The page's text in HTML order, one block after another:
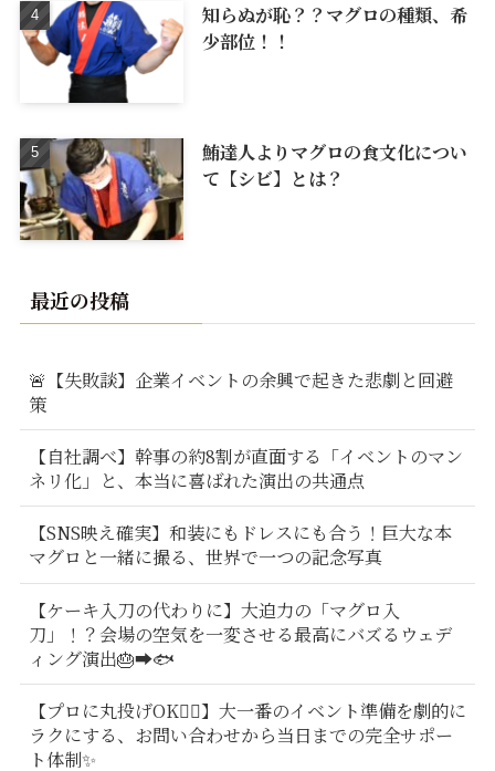
知らぬが恥？？マグロの種類、希
少部位！！
鮪達人よりマグロの食文化につい
て【シビ】とは？
最近の投稿
🚨【失敗談】企業イベントの余興で起きた悲劇と回避
策
【自社調べ】幹事の約8割が直面する「イベントのマン
ネリ化」と、本当に喜ばれた演出の共通点
【SNS映え確実】和装にもドレスにも合う！巨大な本
マグロと一緒に撮る、世界で一つの記念写真
【ケーキ入刀の代わりに】大迫力の「マグロ入
刀」！？会場の空気を一変させる最高にバズるウェデ
ィング演出🎂➡️🐟
【プロに丸投げOK🙆‍♂️】大一番のイベント準備を劇的に
ラクにする、お問い合わせから当日までの完全サポー
ト体制✨